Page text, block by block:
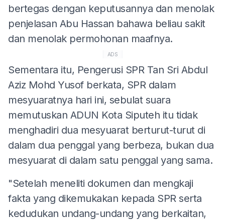
bertegas dengan keputusannya dan menolak
penjelasan Abu Hassan bahawa beliau sakit
dan menolak permohonan maafnya.
ADS
Sementara itu, Pengerusi SPR Tan Sri Abdul
Aziz Mohd Yusof berkata, SPR dalam
mesyuaratnya hari ini, sebulat suara
memutuskan ADUN Kota Siputeh itu tidak
menghadiri dua mesyuarat berturut-turut di
dalam dua penggal yang berbeza, bukan dua
mesyuarat di dalam satu penggal yang sama.
"Setelah meneliti dokumen dan mengkaji
fakta yang dikemukakan kepada SPR serta
kedudukan undang-undang yang berkaitan,